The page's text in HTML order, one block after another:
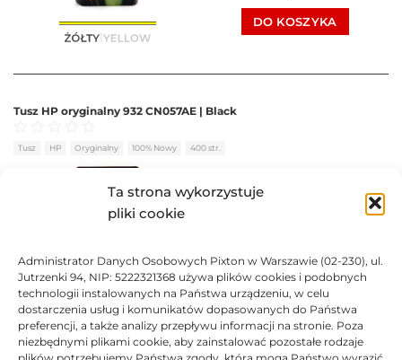
Ta strona wykorzystuje
pliki cookie
Administrator Danych Osobowych Pixton w Warszawie (02-230), ul.
Jutrzenki 94, NIP: 5222321368 używa plików cookies i podobnych
technologii instalowanych na Państwa urządzeniu, w celu
dostarczenia usług i komunikatów dopasowanych do Państwa
preferencji, a także analizy przepływu informacji na stronie. Poza
niezbędnymi plikami cookie, aby zainstalować pozostałe rodzaje
DO KOSZYKA
Tusz HP oryginalny 932 CN057AE | Black
Oceniono0na 5
Tusz HP Oryginalny 100% Nowy 400 str.
BRAK